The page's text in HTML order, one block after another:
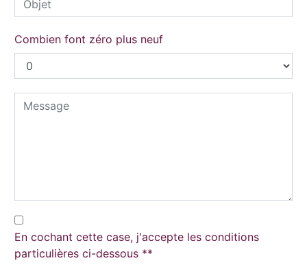
Combien font zéro plus neuf
En cochant cette case, j'accepte les conditions
particulières ci-dessous **